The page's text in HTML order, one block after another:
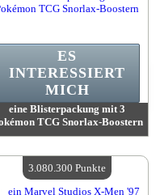
eine Blisterpackung mit 3
TCG Snorlax-Boostern
Verfügbare Menge:4
ES
INTERESSIERT
MICH
3.080.300 Punkte